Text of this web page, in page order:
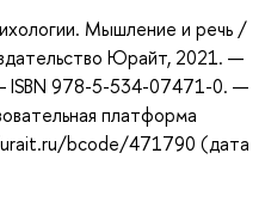
Мышление и речь /
Юрайт, 2021. —
ISBN 978-5-534-07471-0. —
платформа
bcode/471790 (дата